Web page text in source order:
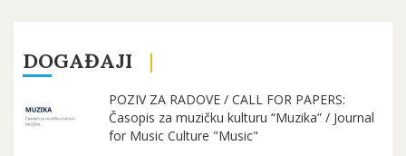
DOGAĐAJI
POZIV ZA RADOVE / CALL FOR PAPERS:
Časopis za muzičku kulturu “Muzika” / Journal
for Music Culture "Music"